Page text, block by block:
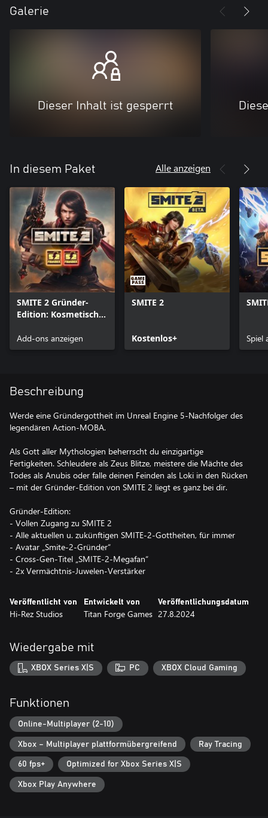
Galerie
Dieser Inhalt ist gesperrt
In diesem Paket Alle anzeigen
SMITE 2 Gründer-
Edition: Kosmetische
Add-ons anzeigen
SMITE 2
Kostenlos+ Spiel
Beschreibung
Werde eine Gründergottheit im Unreal Engine 5-Nachfolger des
legendären Action-MOBA.
Als Gott aller Mythologien beherrscht du einzigartige
Fertigkeiten. Schleudere als Zeus Blitze, meistere die Mächte des
Todes als Anubis oder falle deinen Feinden als Loki in den Rücken
– mit der Gründer-Edition von SMITE 2 liegt es ganz bei dir.
Gründer-Edition:
- Vollen Zugang zu SMITE 2
- Alle aktuellen u. zukünftigen SMITE-2-Gottheiten, für immer
- Avatar „Smite-2-Gründer“
- Cross-Gen-Titel „SMITE-2-Megafan“
Veröffentlicht von
Hi-Rez Studios
Entwickelt von
Titan Forge Games
Veröffentlichungsdatum
27.8.2024
Wiedergabe mit
XBOX Series X|S PC XBOX Cloud Gaming
Funktionen
Online-Multiplayer (2-10)
Xbox – Multiplayer plattformübergreifend Ray Tracing
60 fps+ Optimized for Xbox Series X|S
Xbox Play Anywhere